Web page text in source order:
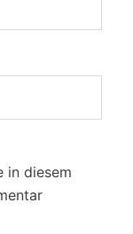
in diesem